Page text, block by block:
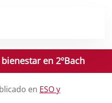
en 2ºBach
en ESO y